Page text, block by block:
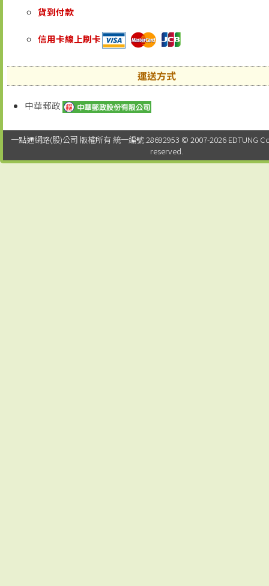
貨到付款
信用卡線上刷卡
運送方式
中華郵政
一點通網路(股)公司 版權所有 統一編號:28692953 © 2007-2026 EDTUNG
reserved.